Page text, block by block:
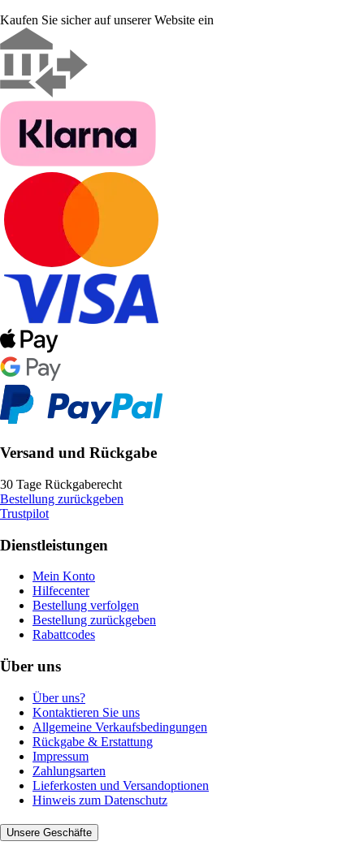
Kaufen Sie sicher auf unserer Website ein
Versand und Rückgabe
30 Tage Rückgaberecht
Bestellung zurückgeben
Trustpilot
Dienstleistungen
Mein Konto
Hilfecenter
Bestellung verfolgen
Bestellung zurückgeben
Rabattcodes
Über uns
Über uns?
Kontaktieren Sie uns
Allgemeine Verkaufsbedingungen
Rückgabe & Erstattung
Impressum
Zahlungsarten
Lieferkosten und Versandoptionen
Hinweis zum Datenschutz
Unsere Geschäfte